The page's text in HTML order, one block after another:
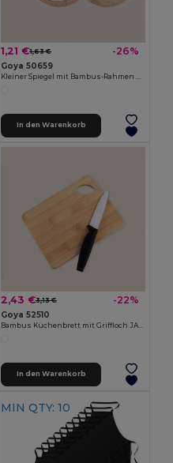
1,21 €1,63 € -26%
Goya 50659
In den Warenkorb
2,43 €3,13 € -22%
Goya 52510
In den Warenkorb
MIN QTY: 10